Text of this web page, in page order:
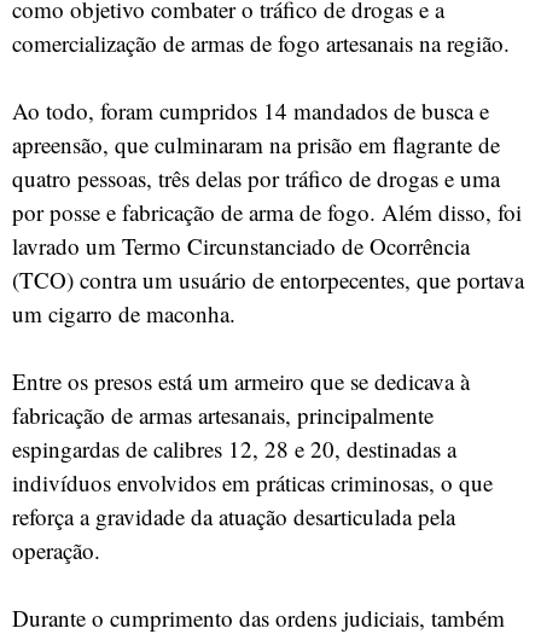
como objetivo combater o tráfico de drogas e a
comercialização de armas de fogo artesanais na região.
Ao todo, foram cumpridos 14 mandados de busca e
apreensão, que culminaram na prisão em flagrante de
quatro pessoas, três delas por tráfico de drogas e uma
por posse e fabricação de arma de fogo. Além disso, foi
lavrado um Termo Circunstanciado de Ocorrência
(TCO) contra um usuário de entorpecentes, que portava
um cigarro de maconha.
Entre os presos está um armeiro que se dedicava à
fabricação de armas artesanais, principalmente
espingardas de calibres 12, 28 e 20, destinadas a
indivíduos envolvidos em práticas criminosas, o que
reforça a gravidade da atuação desarticulada pela
operação.
Durante o cumprimento das ordens judiciais, também